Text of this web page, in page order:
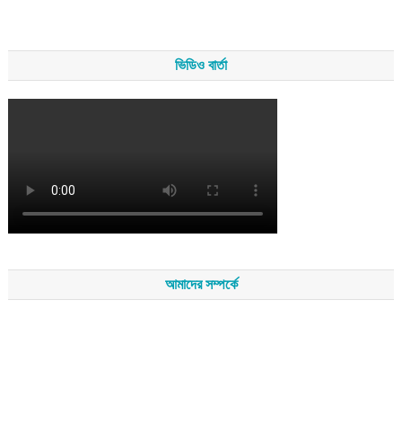
ভিডিও বার্তা
আমাদের সম্পর্কে